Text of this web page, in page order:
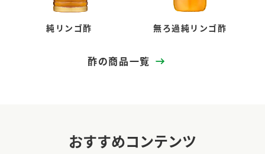
純リンゴ酢 無ろ過純リンゴ酢
酢の商品一覧
おすすめコンテンツ